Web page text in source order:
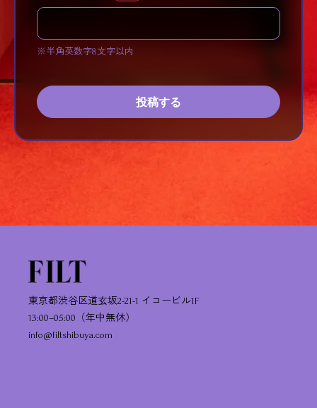
※半角英数字8文字以内
投稿する
東京都渋谷区道玄坂2-21-1 イコービル1F
13:00–05:00（年中無休）
info@filtshibuya.com